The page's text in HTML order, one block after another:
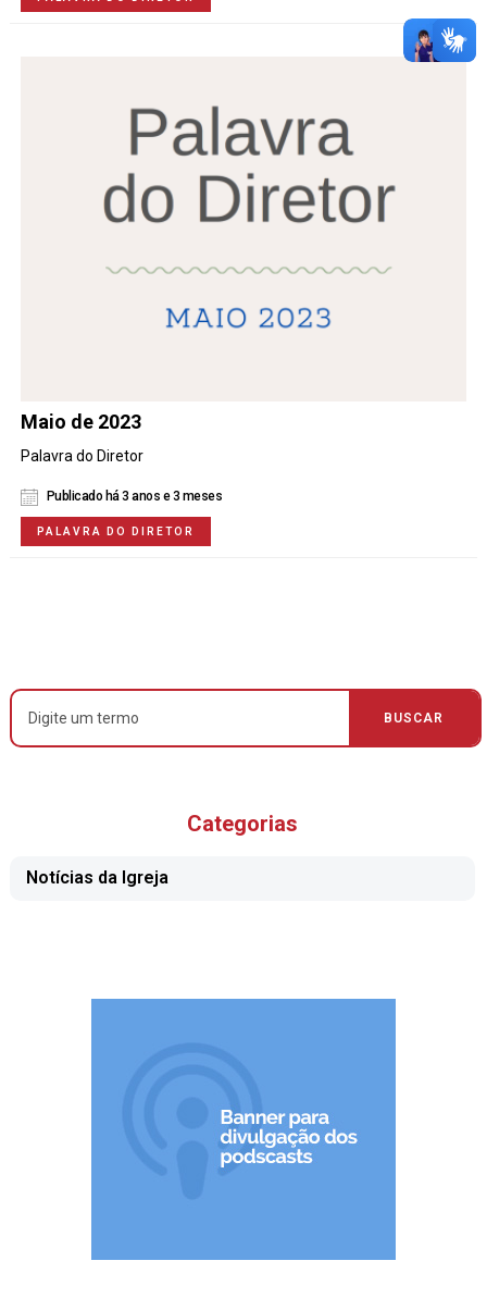
Maio de 2023
Palavra do Diretor
Publicado há 3 anos e 3 meses
PALAVRA DO DIRETOR
Categorias
Notícias da Igreja